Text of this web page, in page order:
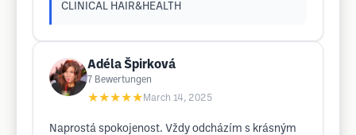
CLINICAL HAIR&HEALTH
Adéla Špirková
7 Bewertungen
★★★★★ March 14, 2025
Naprostá spokojenost. Vždy odcházím s krásným